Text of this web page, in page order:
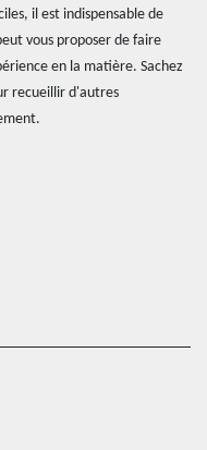
il est indispensable de
vous proposer de faire
en la matière. Sachez
recueillir d'autres